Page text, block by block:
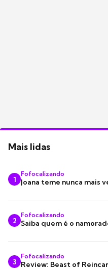
Mais lidas
1
Fofocalizando
Joana teme nunca mais
2
Fofocalizando
Saiba quem é o
3
Fofocalizando
Review: Beast of